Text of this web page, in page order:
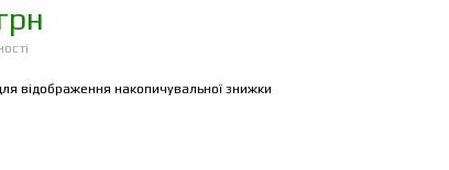
відображення накопичувальної знижки